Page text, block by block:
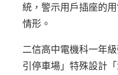
統，警示用戶插座的
情形。
二信高中電機科一年
引停車場」特殊設計